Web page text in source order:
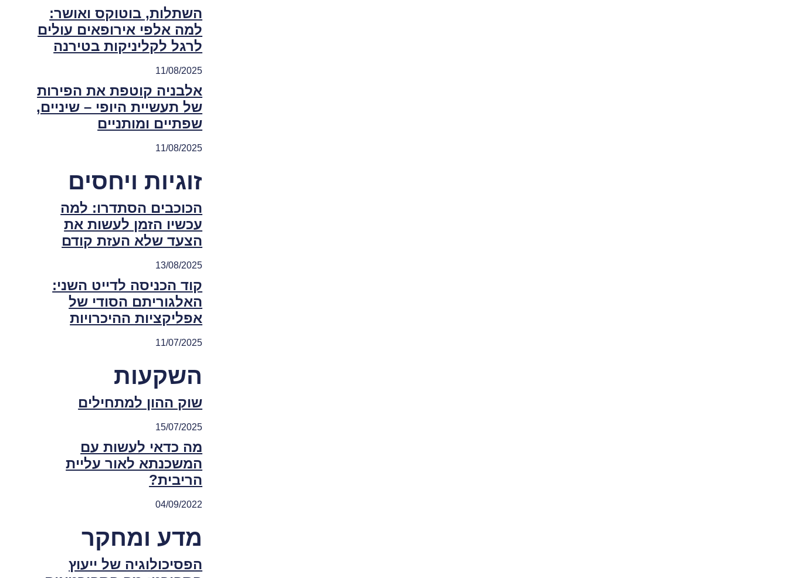
השתלות, בוטוקס ואושר:
למה אלפי אירופאים עולים
לרגל לקליניקות בטירנה
11/08/2025
אלבניה קוטפת את הפירות
של תעשיית היופי – שיניים,
שפתיים ומותניים
11/08/2025
זוגיות ויחסים
הכוכבים הסתדרו: למה
עכשיו הזמן לעשות את
הצעד שלא העזת קודם
13/08/2025
קוד הכניסה לדייט השני:
האלגוריתם הסודי של
אפליקציות ההיכרויות
11/07/2025
השקעות
שוק ההון למתחילים
15/07/2025
מה כדאי לעשות עם
המשכנתא לאור עליית
הריבית?
04/09/2022
מדע ומחקר
הפסיכולוגיה של ייעוץ